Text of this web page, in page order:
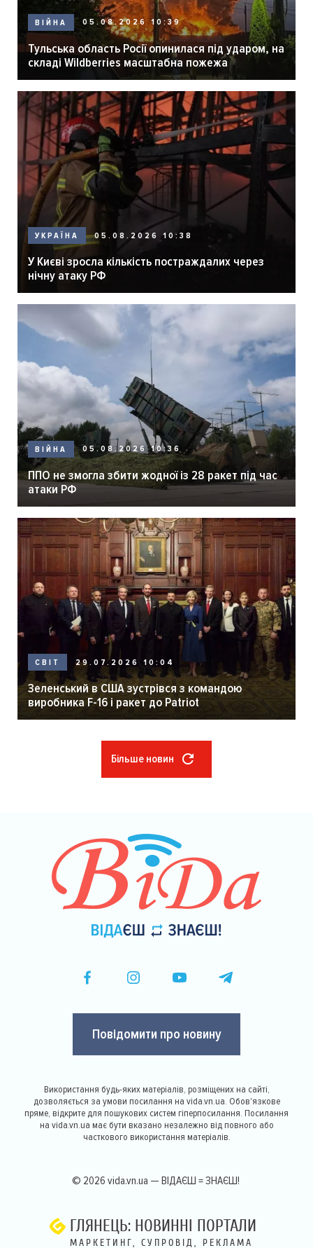
ВІЙНА 05.08.2026 10:39
Тульська область Росії опинилася під ударом, на
складі Wildberries масштабна пожежа
УКРАЇНА 05.08.2026 10:38
У Києві зросла кількість постраждалих через
нічну атаку РФ
ВІЙНА 05.08.2026 10:36
ППО не змогла збити жодної із 28 ракет під час
атаки РФ
СВІТ 29.07.2026 10:04
Зеленський в США зустрівся з командою
виробника F-16 і ракет до Patriot
Більше новин
Повідомити про новину
Використання будь-яких матеріалів, розміщених на сайті,
дозволяється за умови посилання на vida.vn.ua. Обов'язкове
пряме, відкрите для пошукових систем гіперпосилання. Посилання
на vida.vn.ua має бути вказано незалежно від повного або
часткового використання матеріалів.
© 2026 vida.vn.ua — ВІДАЄШ = ЗНАЄШ!
ГЛЯНЕЦЬ: НОВИННІ ПОРТАЛИ
МАРКЕТИНГ, СУПРОВІД, РЕКЛАМА